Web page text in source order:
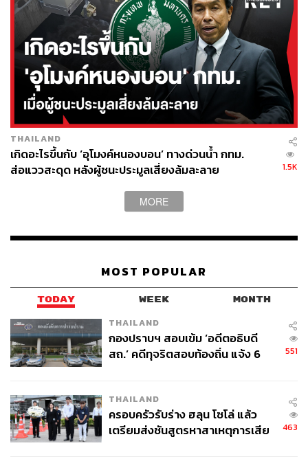
THAILAND
เกิดอะไรขึ้นกับ ‘อุโมงค์หนองบอน’ ทางด่วนน้ำ กทม.
ส่อแววสะดุด หลังผู้ชนะประมูลเสี่ยงล้มละลาย
1.5K
MORE
MOST POPULAR
TODAY WEEK MONTH
THAILAND
กองปราบฯ สอบเข้ม ‘อดีตอธิบดี
สถ.’ คดีทุจริตสอบท้องถิ่น แจ้ง 6
551
THAILAND
ครอบครัวรับร่าง ฮลุน โซโล่ แล้ว
เตรียมส่งชันสูตรหาสาเหตุการเสีย
463